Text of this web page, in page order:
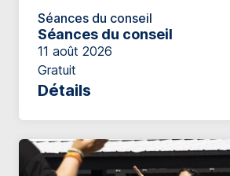
Séances du conseil
Séances du conseil
11 août 2026
Gratuit
Détails